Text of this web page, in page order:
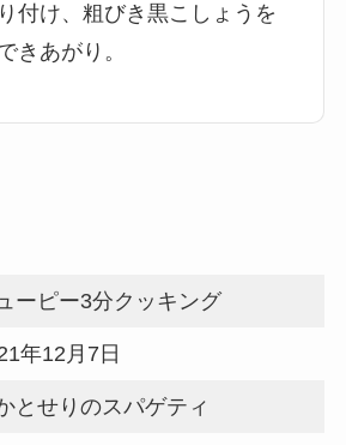
付け、粗びき黒こしょうを
きあがり。
ーピー3分クッキング
年12月7日
とせりのスパゲティ